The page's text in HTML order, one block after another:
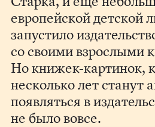
европейской детской
запустило
со своими взрослыми
Но книжек-картинок,
несколько лет станут
появляться в
не было вовсе.